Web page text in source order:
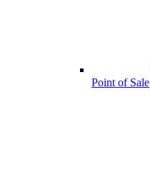
Point of Sale